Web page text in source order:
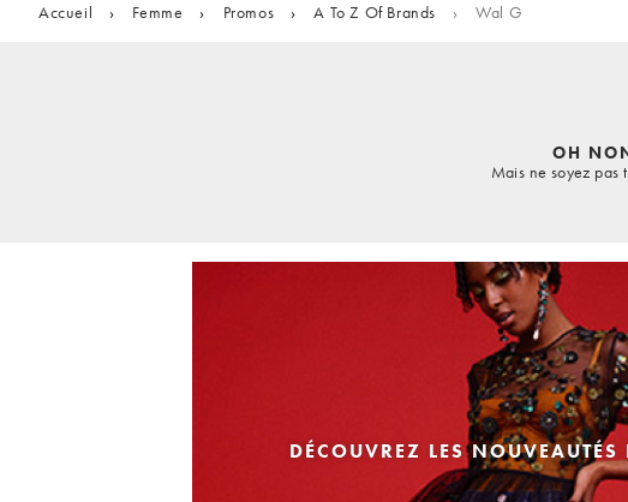
Accueil › Femme › Promos › A To Z Of Brands › Wal G
OH
Mais ne soyez pas
DÉCOUVREZ LES NOUVEAUTÉS